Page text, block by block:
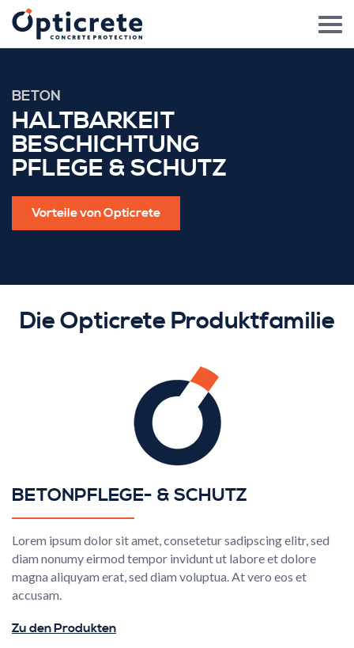
BETON
HALTBARKEIT
BESCHICHTUNG
PFLEGE & SCHUTZ
Vorteile von Opticrete
Die Opticrete Produktfamilie
BETONPFLEGE- & SCHUTZ
Lorem ipsum dolor sit amet, consetetur sadipscing elitr, sed
diam nonumy eirmod tempor invidunt ut labore et dolore
magna aliquyam erat, sed diam voluptua. At vero eos et
accusam.
Zu den Produkten